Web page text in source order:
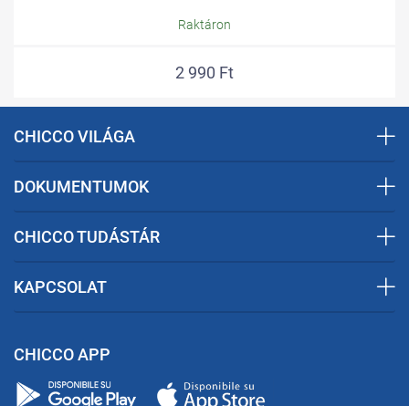
Raktáron
2 990 Ft
CHICCO VILÁGA
DOKUMENTUMOK
CHICCO TUDÁSTÁR
KAPCSOLAT
CHICCO APP